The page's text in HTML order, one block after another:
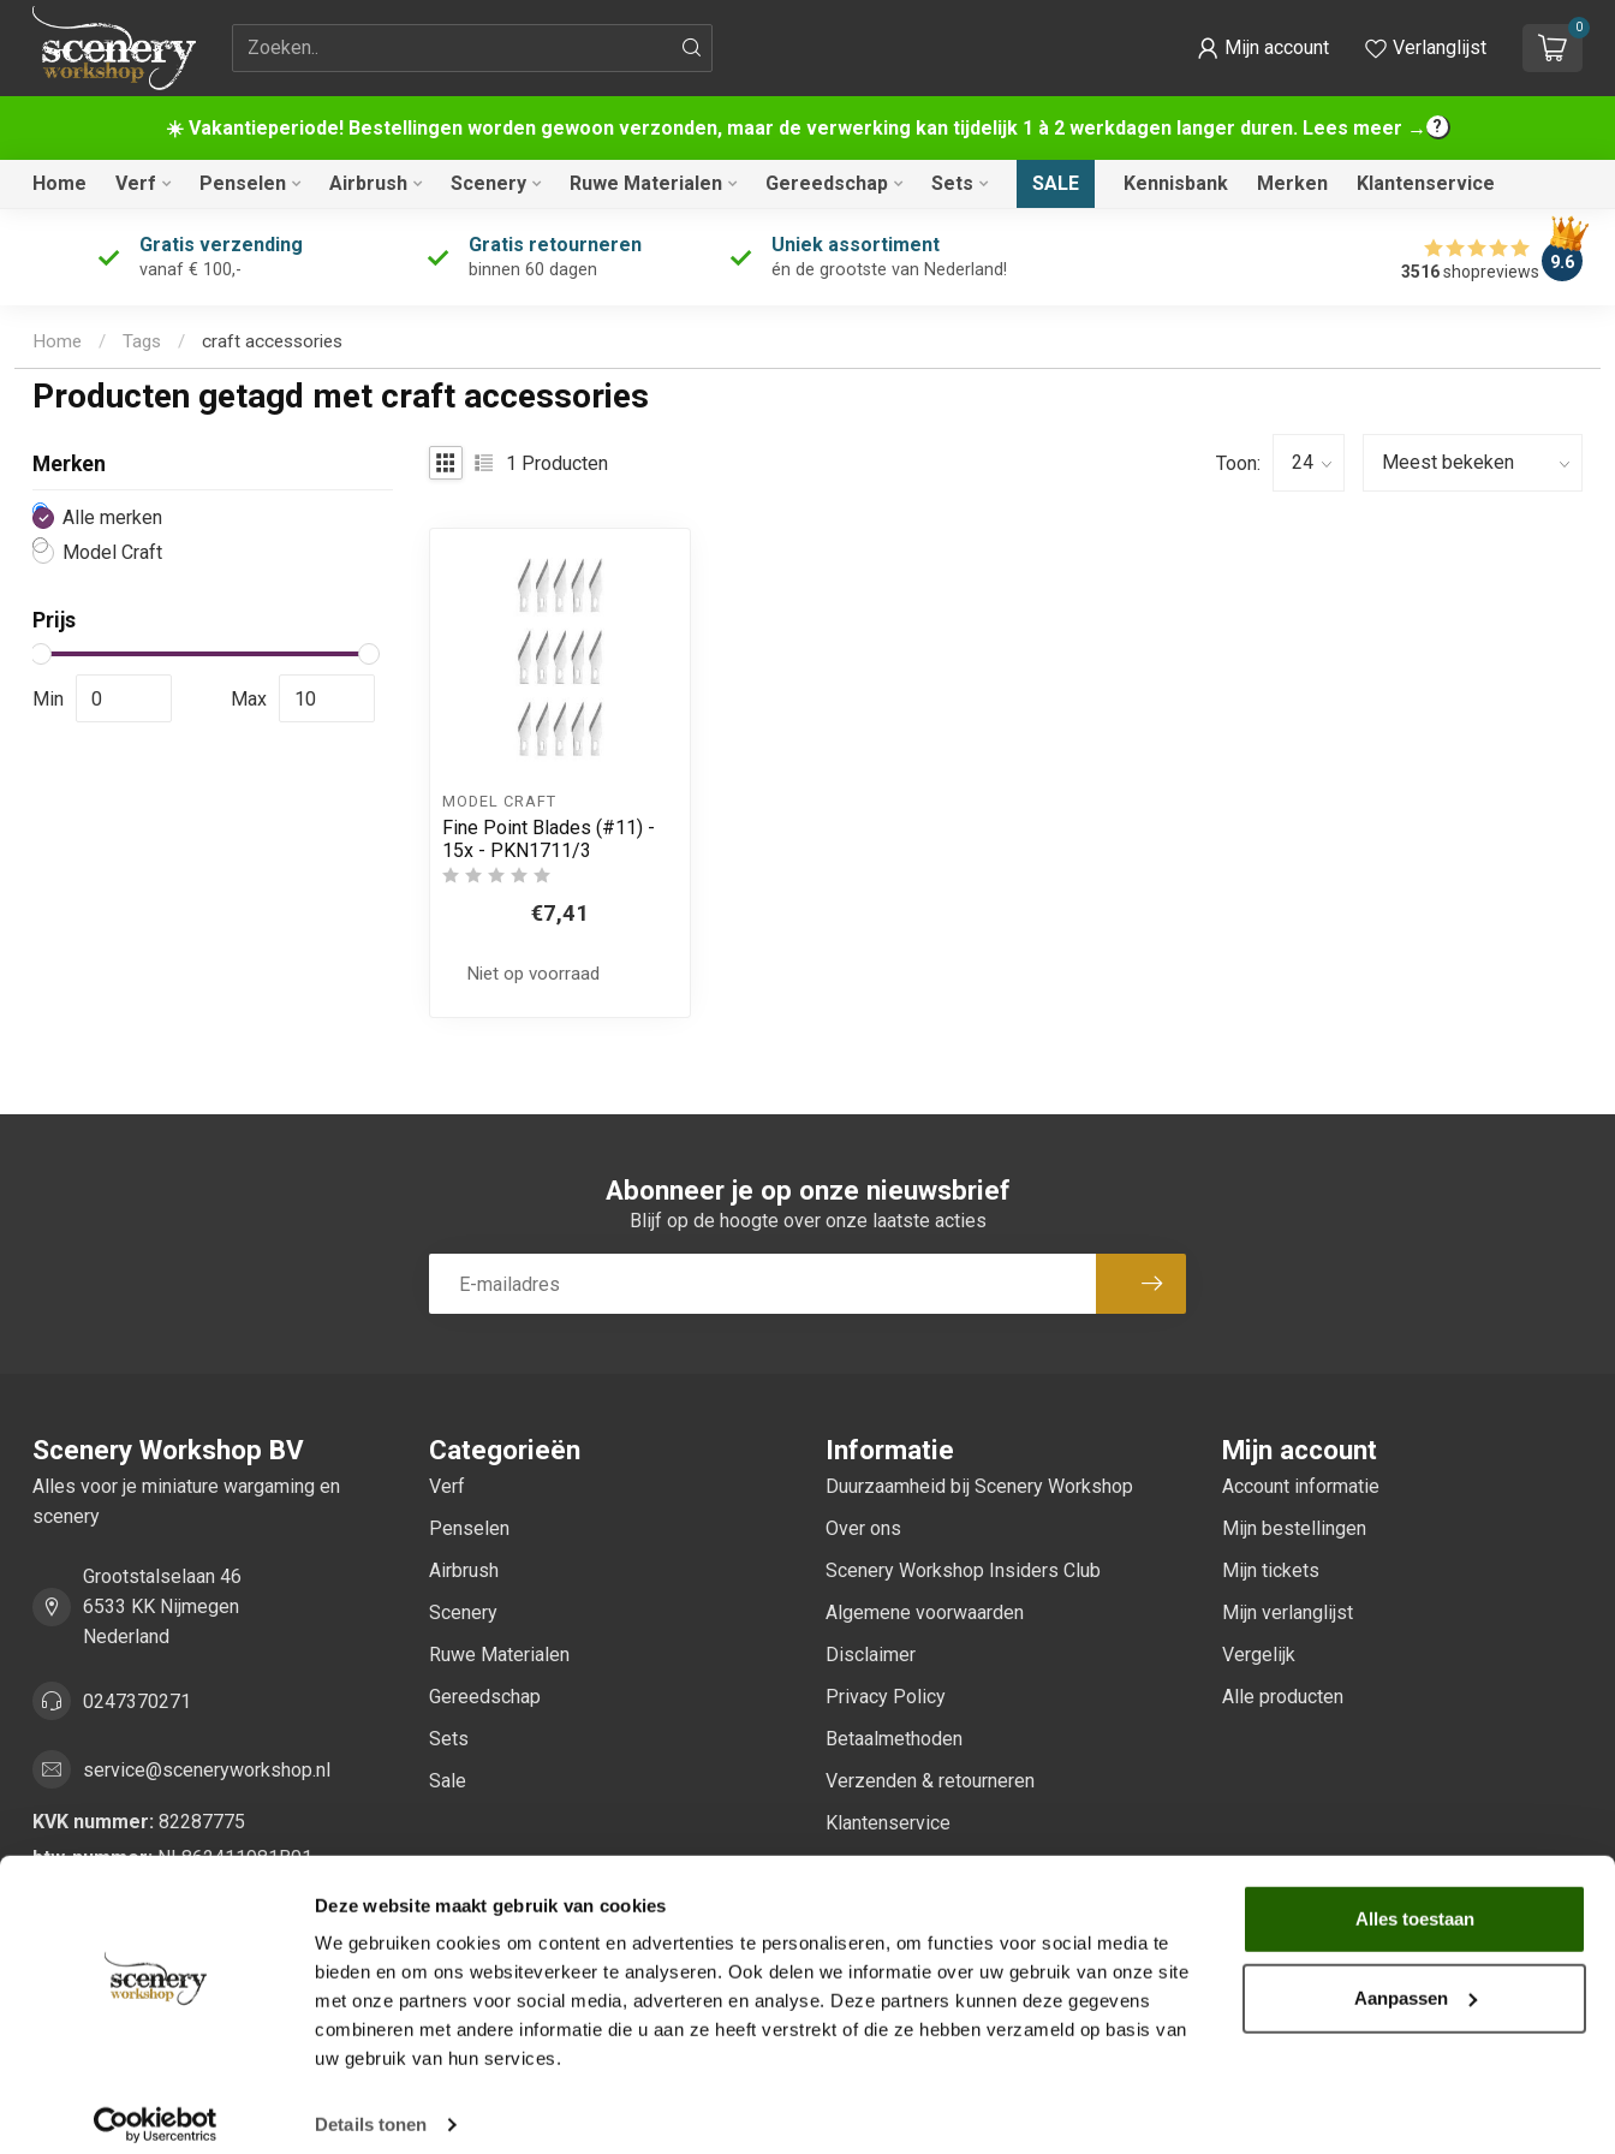
Deze website maakt gebruik van cookies
We gebruiken cookies om content en advertenties te personaliseren, om functies voor social media te
bieden en om ons websiteverkeer te analyseren. Ook delen we informatie over uw gebruik van onze site
met onze partners voor social media, adverteren en analyse. Deze partners kunnen deze gegevens
combineren met andere informatie die u aan ze heeft verstrekt of die ze hebben verzameld op basis van
uw gebruik van hun services.
Details tonen
Alles toestaan
Aanpassen
☀️ Vakantieperiode! Bestellingen worden gewoon verzonden, maar de verwerking kan tijdelijk 1 à 2 werkdagen langer duren. Lees meer →
Zoekterm Mijn account Verlanglijst
0
Home Verf Penselen Airbrush Scenery Ruwe Materialen Gereedschap Sets SALE Kennisbank Merken Klantenservice
Gratis verzending
vanaf € 100,-
Gratis retourneren
binnen 60 dagen
Uniek assortiment
én de grootste van Nederland! 3516shopreviews 9.6
Home / Tags / craft accessories
Producten getagd met craft accessories
Merken
Alle merken
Model Craft
Prijs
Min Max
1 Producten Toon:
MODEL CRAFT
Fine Point Blades (#11) -
15x - PKN1711/3
€7,41
Niet op voorraad
Abonneer je op onze nieuwsbrief
Blijf op de hoogte over onze laatste acties
Abonneer
Scenery Workshop BV
Alles voor je miniature wargaming en
scenery
Grootstalselaan 46
6533 KK Nijmegen
Nederland
0247370271
service@sceneryworkshop.nl
KVK nummer: 82287775
btw-nummer:NL862411981B01
Categorieën
Verf
Penselen
Airbrush
Scenery
Ruwe Materialen
Gereedschap
Sets
Sale
Informatie
Duurzaamheid bij Scenery Workshop
Over ons
Scenery Workshop Insiders Club
Algemene voorwaarden
Disclaimer
Privacy Policy
Betaalmethoden
Verzenden & retourneren
Klantenservice
Mijn account
Account informatie
Mijn bestellingen
Mijn tickets
Mijn verlanglijst
Vergelijk
Alle producten
Volg ons op:
Facebook
YoutubeInstagram